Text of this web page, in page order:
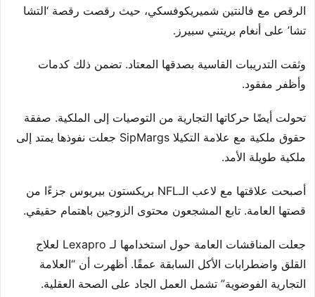
الرقص مع فالنتين شميريكوفسكي، حيث رقصت رقصة ‘التشا
تشا’ على أنغام بريتني سبيرز.
وثقت التدريبات القاسية بصدقها المعتاد. تضمن ذلك كدمات
وأظفر مفقود.
تحولت أيضًا حركاتها التجارية من التوصيات إلى الملكية. صفقة
حقوق ملكية مع علامة التكيلا SipMargs جعلت نفوذها يمتد إلى
ملكية طويلة الأمد.
أصبحت علاقتها مع لاعب الـNFL بريكستون بيريوس جزءًا من
قصتها العامة. تابع المشجعون محتوى الزوجين باهتمام حقيقي.
جعلت المناقشات العامة حول استخدامها لـ Lexapro لعلاج
القلق واضطرابات الأكل السابقة عمقًا. أظهرت أن “العلامة
التجارية الفوضوية” تشمل العمل الجاد على الصحة العقلية.